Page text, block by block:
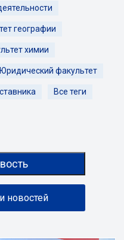
географии
химии
Юридический факультет
Все теги
новостей